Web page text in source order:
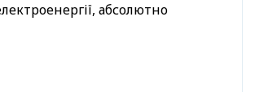
абсолютно